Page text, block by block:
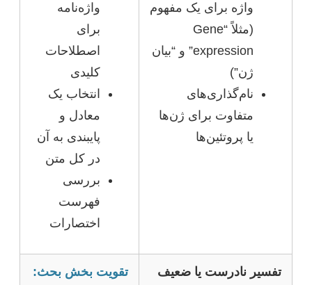
واژه برای یک مفهوم
(مثلاً “Gene
expression” و “بیان
ژن”)
نام‌گذاری‌های
متفاوت برای ژن‌ها
یا پروتئین‌ها
واژه‌نامه
برای
اصطلاحات
کلیدی
انتخاب یک
معادل و
پایبندی به آن
در کل متن
بررسی
فهرست
اختصارات
تفسیر نادرست یا ضعیف
تقویت بخش بحث: